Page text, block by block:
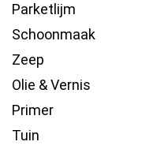
Parketlijm
Schoonmaak
Zeep
Olie & Vernis
Primer
Tuin